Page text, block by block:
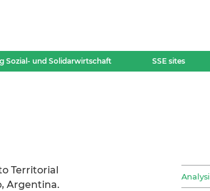
Sozial- und Solidarwirtschaft SSE sites
Territorial
Argentina.